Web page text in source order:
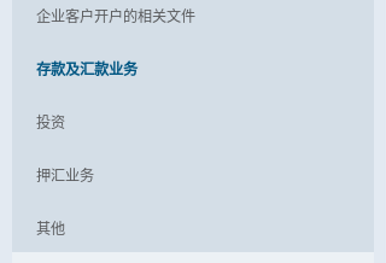
企业客户开户的相关文件
存款及汇款业务
投资
押汇业务
其他